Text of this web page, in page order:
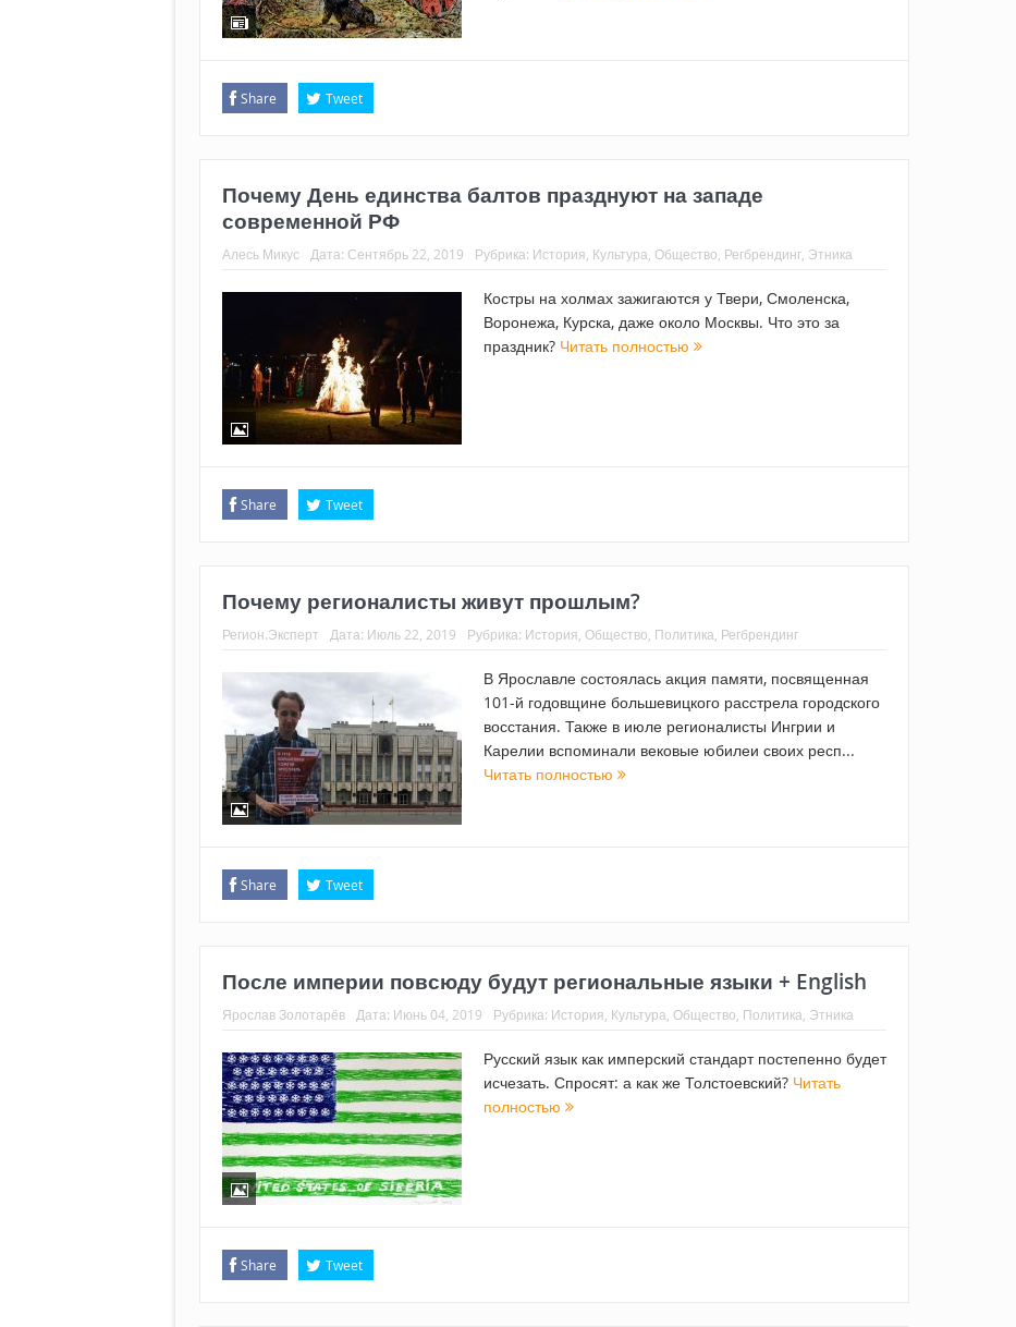
Share Tweet
Почему День единства балтов празднуют на западе
современной РФ
Алесь Микус Дата: Сентябрь 22, 2019 Рубрика: История Культура Общество Регбрендинг Этника
Костры на холмах зажигаются у Твери, Смоленска,
Воронежа, Курска, даже около Москвы. Что это за
праздник? Читать полностью
Share Tweet
Почему регионалисты живут прошлым?
Регион.Эксперт Дата: Июль 22, 2019 Рубрика: История Общество Политика Регбрендинг
В Ярославле состоялась акция памяти, посвященная
101-й годовщине большевицкого расстрела городского
восстания. Также в июле регионалисты Ингрии и
Карелии вспоминали вековые юбилеи своих респ...
Читать полностью
Share Tweet
После империи повсюду будут региональные языки + English
Ярослав Золотарёв Дата: Июнь 04, 2019 Рубрика: История Культура Общество Политика Этника
Русский язык как имперский стандарт постепенно будет
исчезать. Спросят: а как же Толстоевский? Читать
полностью
Share Tweet